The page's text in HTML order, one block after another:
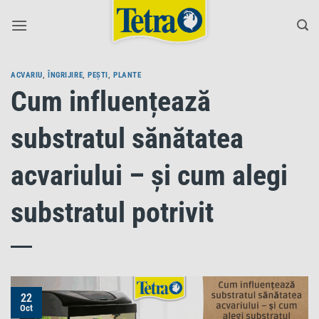
ACVARIU,ÎNGRIJIRE,PEȘTI,PLANTE
Cum influențează
substratul sănătatea
acvariului – și cum alegi
substratul potrivit
22
Oct